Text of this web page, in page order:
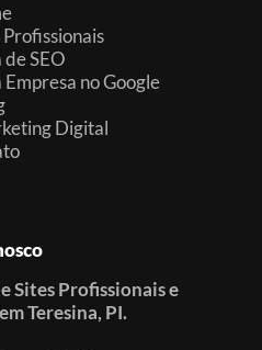
SEO
no Google
Digital
Sites Profissionais e
Teresina, PI.